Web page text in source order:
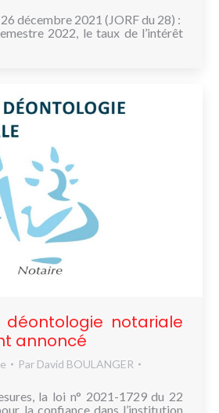
décembre 2021 (JORF du 28) :
2022, le taux de l’intérêt
notariale
annoncé
Par David BOULANGER
la loi n° 2021-1729 du 22
la confiance dans l’institution